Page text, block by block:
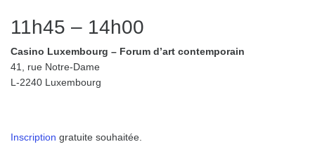
11h45 – 14h00
Casino Luxembourg – Forum d’art contemporain
41, rue Notre-Dame
L-2240 Luxembourg
Inscription gratuite souhaitée.